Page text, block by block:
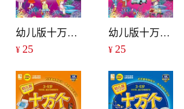
幼儿版十万个为什么：可爱的人体
¥ 25
幼儿版十万个为什么：身边的世界
¥ 25